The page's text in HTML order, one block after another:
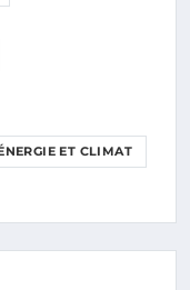
ET CLIMAT